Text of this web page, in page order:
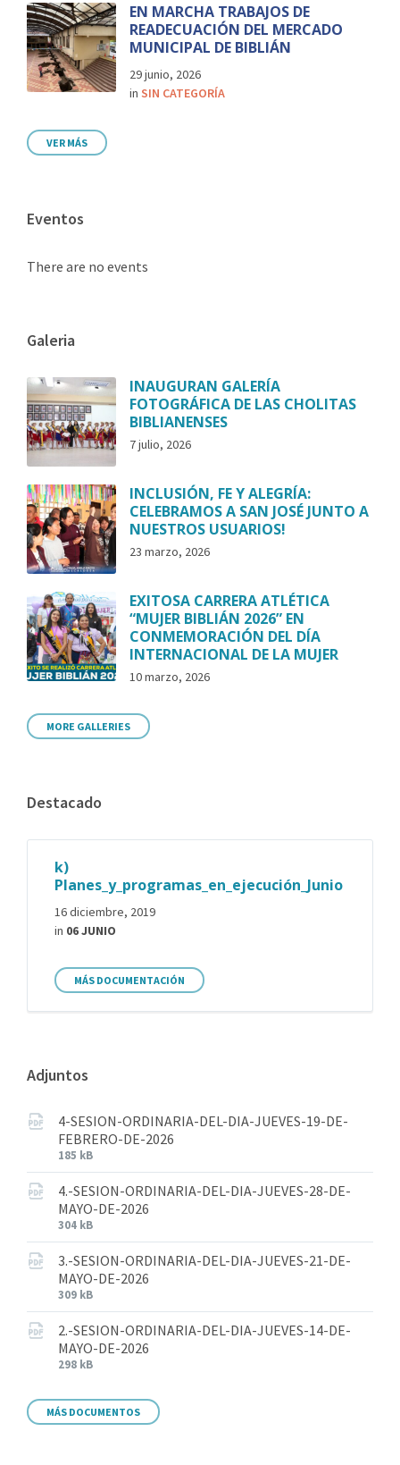
EN MARCHA TRABAJOS DE
READECUACIÓN DEL MERCADO
MUNICIPAL DE BIBLIÁN
29 junio, 2026
in SIN CATEGORÍA
VER MÁS
Eventos
There are no events
Galeria
INAUGURAN GALERÍA
FOTOGRÁFICA DE LAS CHOLITAS
BIBLIANENSES
7 julio, 2026
INCLUSIÓN, FE Y ALEGRÍA:
CELEBRAMOS A SAN JOSÉ JUNTO A
NUESTROS USUARIOS!
23 marzo, 2026
EXITOSA CARRERA ATLÉTICA
“MUJER BIBLIÁN 2026” EN
CONMEMORACIÓN DEL DÍA
INTERNACIONAL DE LA MUJER
10 marzo, 2026
MORE GALLERIES
Destacado
k)
Planes_y_programas_en_ejecución_Junio
16 diciembre, 2019
in 06 JUNIO
MÁS DOCUMENTACIÓN
Adjuntos
4-SESION-ORDINARIA-DEL-DIA-JUEVES-19-DE-
FEBRERO-DE-2026
185 kB
4.-SESION-ORDINARIA-DEL-DIA-JUEVES-28-DE-
MAYO-DE-2026
304 kB
3.-SESION-ORDINARIA-DEL-DIA-JUEVES-21-DE-
MAYO-DE-2026
309 kB
2.-SESION-ORDINARIA-DEL-DIA-JUEVES-14-DE-
MAYO-DE-2026
298 kB
MÁS DOCUMENTOS